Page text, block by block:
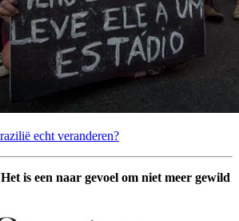
echt veranderen?
is een naar gevoel om niet meer gewild